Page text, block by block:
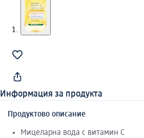
Информация за продукта
Продуктово описание
Мицеларна вода с витамин C